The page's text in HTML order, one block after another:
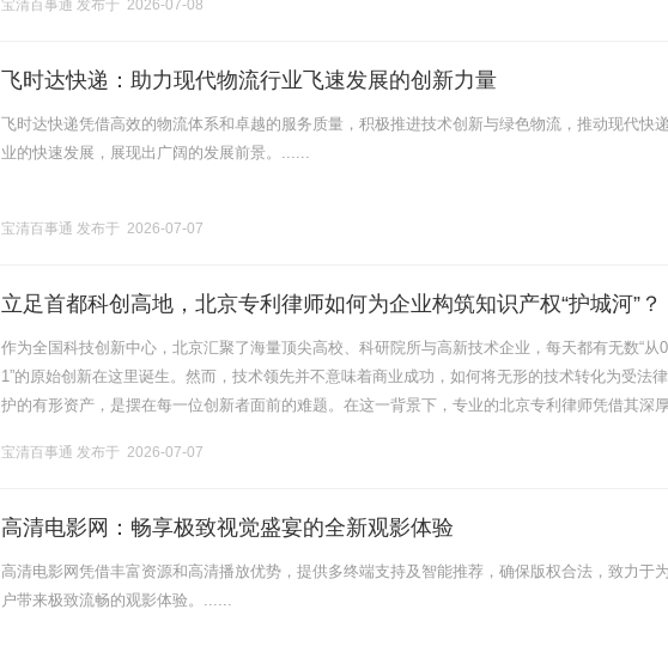
宝清百事通 发布于 2026-07-08
飞时达快递：助力现代物流行业飞速发展的创新力量
飞时达快递凭借高效的物流体系和卓越的服务质量，积极推进技术创新与绿色物流，推动现代快
业的快速发展，展现出广阔的发展前景。......
宝清百事通 发布于 2026-07-07
立足首都科创高地，北京专利律师如何为企业构筑知识产权“护城河”？
作为全国科技创新中心，北京汇聚了海量顶尖高校、科研院所与高新技术企业，每天都有无数“从0
1”的原始创新在这里诞生。然而，技术领先并不意味着商业成功，如何将无形的技术转化为受法
护的有形资产，是摆在每一位创新者面前的难题。在这一背景下，专业的北京专利律师凭借其深
京专.........
宝清百事通 发布于 2026-07-07
高清电影网：畅享极致视觉盛宴的全新观影体验
高清电影网凭借丰富资源和高清播放优势，提供多终端支持及智能推荐，确保版权合法，致力于
户带来极致流畅的观影体验。......